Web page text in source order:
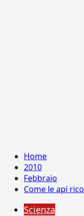
Home
2010
Febbraio
Come le api
Scienza